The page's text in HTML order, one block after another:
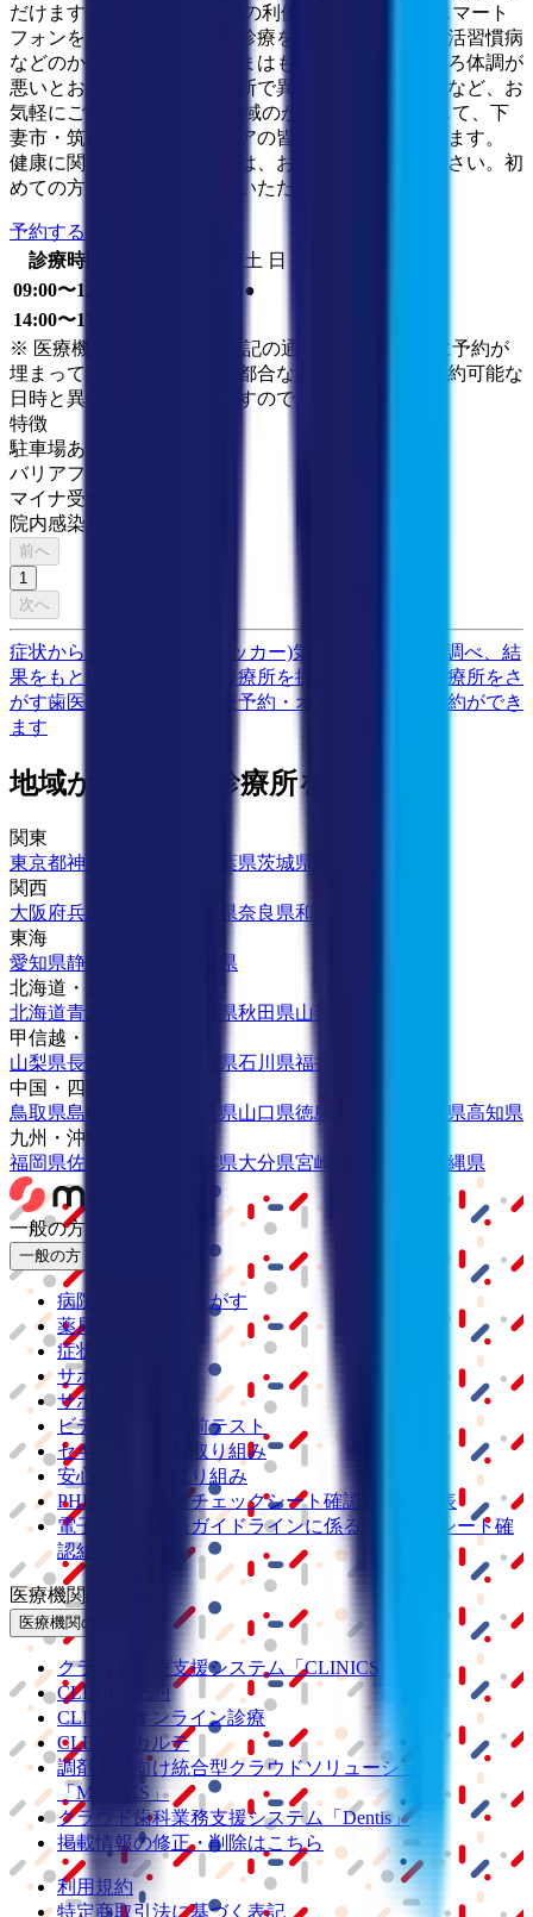
だけます。 このたびは通院の利便性向上のため、スマート
フォンを用いたオンライン診療を導入しました。生活習慣病
などのかかりつけの患者さまはもちろん、このところ体調が
悪いとお感じの方、健康診断で異常を指摘された方など、お
気軽にご利用ください。 地域のかかりつけ病院として、下
妻市・筑西市・常総市エリアの皆さまの健康を支えます。
健康に関する不安やお悩みは、お気軽にご相談ください。初
めての方も安心してご来院いただけます。"
予約する
診療時間
土 日
09:00〜12:00
●
14:00〜17:00
※ 医療機関の診療時間は上記の通りですが、すでに予約が
埋まっている場合や病院の都合などにより実際に予約可能な
日時と異なる場合がありますのでご了承ください
特徴
駐車場あり
バリアフリー
マイナ受付
院内感染対策
前へ
1
次へ
症状からさがす (症状チェッカー)気になる症状から調べ、結
果をもとに適切な病院・診療所を提案します
歯科診療所をさ
がす歯医者さんの対面診療予約・オンライン診療予約ができ
ます
地域から病院・診療所をさがす
関東
東京都神奈川県 千葉県茨城県
関西
大阪府兵庫県 滋賀県奈良県和歌山県
東海
愛知県静岡県
三重県
北海道・東北
北海道青森県 宮城県秋田県山形県
甲信越・北陸
山梨県長野県 富山県石川県福井県
中国・四国
鳥取県島根県 広島県山口県徳島県 愛媛県高知県
九州・沖縄
福岡県佐賀県 熊本県大分県宮崎県 沖縄県
一般の方
一般の方
病院・診療所をさがす
薬局をさがす
症状からさがす
サポート
サポート環境
ビデオ通話の事前テスト
セキュリティの取り組み
安心安全への取り組み
PHR指針に係るチェックシート確認結果の公表
電子版お薬手帳ガイドラインに係るチェックシート確
認結果の公表
医療機関の方
医療機関の方
クラウド診療支援システム
「CLINICS」
CLINICS予約
CLINICSオンライン診療
CLINICSカルテ
調剤薬局向け統合型クラウドソリューション
「MEDIXS」
クラウド歯科業務支援システム
「Dentis」
掲載情報の修正・削除はこちら
利用規約
特定商取引法に基づく表記